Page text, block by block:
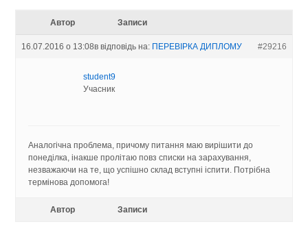
Автор Записи
16.07.2016 о 13:08в відповідь на: ПЕРЕВIРКА ДИПЛОМУ #29216
student9
Учасник
Аналогічна проблема, причому питання маю вирішити до
понеділка, інакше пролітаю повз списки на зарахування,
незважаючи на те, що успішно склад вступні іспити. Потрібна
термінова допомога!
Автор Записи